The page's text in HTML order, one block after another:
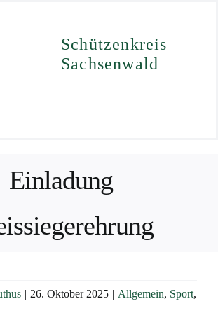
Schützenkreis
Sachsenwald
Einladung
| 26. Oktober 2025 | Allgemein, Sport,